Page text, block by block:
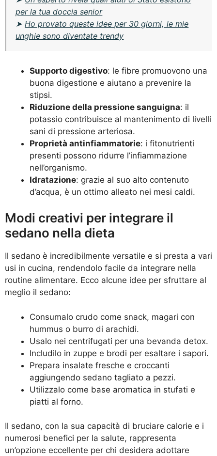
per la tua doccia senior
➤Ho provato queste idee per 30 giorni, le mie
unghie sono diventate trendy
Supporto digestivo: le fibre promuovono una
buona digestione e aiutano a prevenire la
stipsi.
Riduzione della pressione sanguigna: il
potassio contribuisce al mantenimento di livelli
sani di pressione arteriosa.
Proprietà antinfiammatorie: i fitonutrienti
presenti possono ridurre l’infiammazione
nell’organismo.
Idratazione: grazie al suo alto contenuto
d’acqua, è un ottimo alleato nei mesi caldi.
Modi creativi per integrare il
sedano nella dieta
Il sedano è incredibilmente versatile e si presta a vari
usi in cucina, rendendolo facile da integrare nella
routine alimentare. Ecco alcune idee per sfruttare al
meglio il sedano:
Consumalo crudo come snack, magari con
hummus o burro di arachidi.
Usalo nei centrifugati per una bevanda detox.
Includilo in zuppe e brodi per esaltare i sapori.
Prepara insalate fresche e croccanti
aggiungendo sedano tagliato a pezzi.
Utilizzalo come base aromatica in stufati e
piatti al forno.
Il sedano, con la sua capacità di bruciare calorie e i
numerosi benefici per la salute, rappresenta
un’opzione eccellente per chi desidera adottare